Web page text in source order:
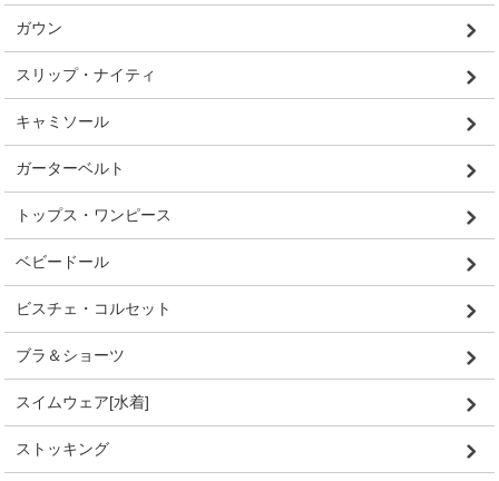
ガウン
スリップ・ナイティ
キャミソール
ガーターベルト
トップス・ワンピース
ベビードール
ビスチェ・コルセット
ブラ＆ショーツ
スイムウェア[水着]
ストッキング